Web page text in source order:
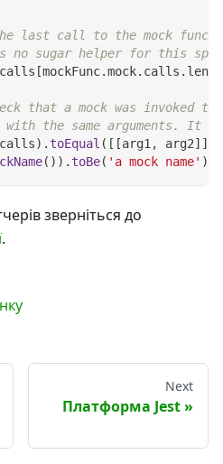
last call to the mock
sugar helper for this
calls [mockFunc.mock. calls .
that a mock was invoked
the same arguments. It
calls) . toEqual ( [ [arg1 , arg2] ]
( ) ) . toBe( 'a mock name' )
зверніться до
.
Next
Платформа Jest